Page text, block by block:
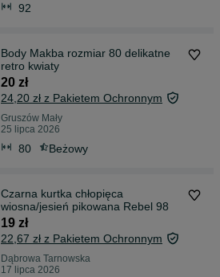
92
Body Makba rozmiar 80 delikatne
retro kwiaty
20 zł
24,20 zł z Pakietem Ochronnym
Gruszów Mały
25 lipca 2026
80 Beżowy
Czarna kurtka chłopięca
wiosna/jesień pikowana Rebel 98
19 zł
22,67 zł z Pakietem Ochronnym
Dąbrowa Tarnowska
17 lipca 2026